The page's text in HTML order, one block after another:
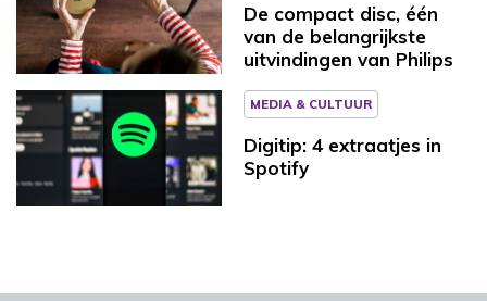
De compact disc, één
van de belangrijkste
uitvindingen van Philips
MEDIA & CULTUUR
Digitip: 4 extraatjes in
Spotify